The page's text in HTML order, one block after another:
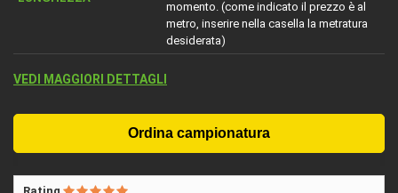
momento. (come indicato il prezzo è al
metro, inserire nella casella la metratura
desiderata)
VEDI MAGGIORI DETTAGLI